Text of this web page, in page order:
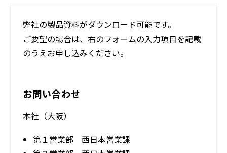
採用情報
弊社の製品資料がダウンロード可能です。
ご要望の場合は、右のフォームの入力項目を記載
のうえお申し込みください。
お問い合わせ
本社（大阪）
第１営業部 西日本営業課